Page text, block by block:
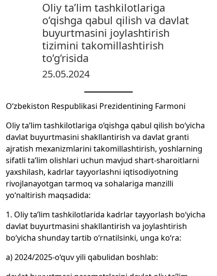
sertifikatlashtirish markazi
Oliy ta’lim tashkilotlariga
o‘qishga qabul qilish va davlat
buyurtmasini joylashtirish
tizimini takomillashtirish
to‘g‘risida
25.05.2024
O‘zbekiston Respublikasi Prezidentining Farmoni
Oliy ta’lim tashkilotlariga o‘qishga qabul qilish bo‘yicha
davlat buyurtmasini shakllantirish va davlat granti
ajratish mexanizmlarini takomillashtirish, yoshlarning
sifatli ta’lim olishlari uchun mavjud shart-sharoitlarni
yaxshilash, kadrlar tayyorlashni iqtisodiyotning
rivojlanayotgan tarmoq va sohalariga manzilli
yo‘naltirish maqsadida:
1. Oliy ta’lim tashkilotlarida kadrlar tayyorlash bo‘yicha
davlat buyurtmasini shakllantirish va joylashtirish
bo‘yicha shunday tartib o‘rnatilsinki, unga ko‘ra:
a) 2024/2025-o‘quv yili qabulidan boshlab: